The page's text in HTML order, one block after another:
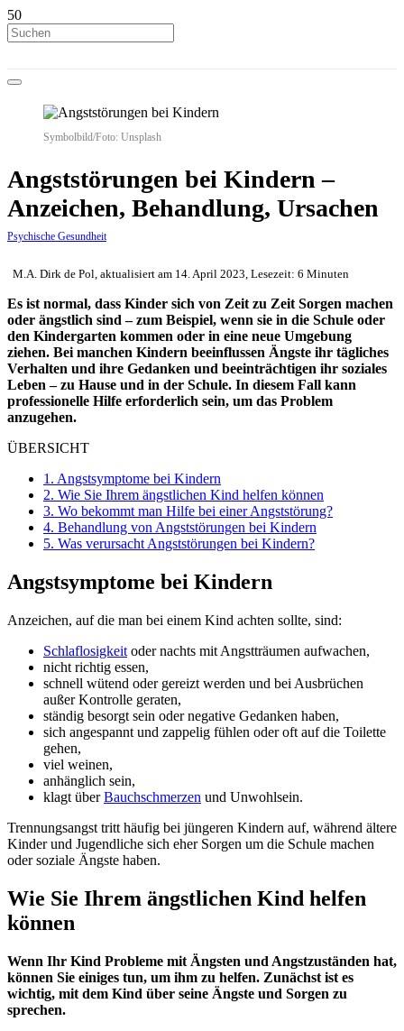
Symbolbild/Foto: Unsplash
Angststörungen bei Kindern –
Anzeichen, Behandlung, Ursachen
Psychische Gesundheit
M.A. Dirk de Pol, aktualisiert am 14. April 2023, Lesezeit: 6 Minuten
Es ist normal, dass Kinder sich von Zeit zu Zeit Sorgen machen
oder ängstlich sind – zum Beispiel, wenn sie in die Schule oder
den Kindergarten kommen oder in eine neue Umgebung
ziehen. Bei manchen Kindern beeinflussen Ängste ihr tägliches
Verhalten und ihre Gedanken und beeinträchtigen ihr soziales
Leben – zu Hause und in der Schule. In diesem Fall kann
professionelle Hilfe erforderlich sein, um das Problem
anzugehen.
ÜBERSICHT
1. Angstsymptome bei Kindern
2. Wie Sie Ihrem ängstlichen Kind helfen können
3. Wo bekommt man Hilfe bei einer Angststörung?
4. Behandlung von Angststörungen bei Kindern
5. Was verursacht Angststörungen bei Kindern?
Angstsymptome bei Kindern
Anzeichen, auf die man bei einem Kind achten sollte, sind:
Schlaflosigkeit oder nachts mit Angstträumen aufwachen,
nicht richtig essen,
schnell wütend oder gereizt werden und bei Ausbrüchen
außer Kontrolle geraten,
ständig besorgt sein oder negative Gedanken haben,
sich angespannt und zappelig fühlen oder oft auf die Toilette
gehen,
viel weinen,
anhänglich sein,
klagt überBauchschmerzen und Unwohlsein.
Trennungsangst tritt häufig bei jüngeren Kindern auf, während ältere
Kinder und Jugendliche sich eher Sorgen um die Schule machen
oder soziale Ängste haben.
Wie Sie Ihrem ängstlichen Kind helfen
können
Wenn Ihr Kind Probleme mit Ängsten und Angstzuständen hat,
können Sie einiges tun, um ihm zu helfen. Zunächst ist es
wichtig, mit dem Kind über seine Ängste und Sorgen zu
sprechen.